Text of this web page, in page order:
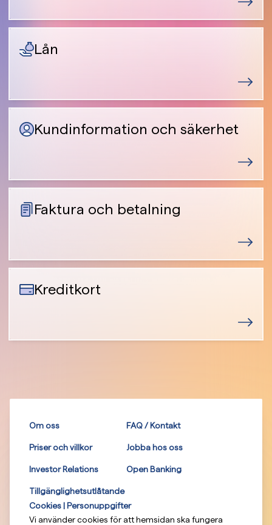
Lån
Kundinformation och säkerhet
Faktura och betalning
Kreditkort
Om oss FAQ / Kontakt
Priser och villkor Jobba hos oss
Investor Relations Open Banking
Tillgänglighetsutlåtande
Cookies | Personuppgifter
Vi använder cookies för att hemsidan ska fungera